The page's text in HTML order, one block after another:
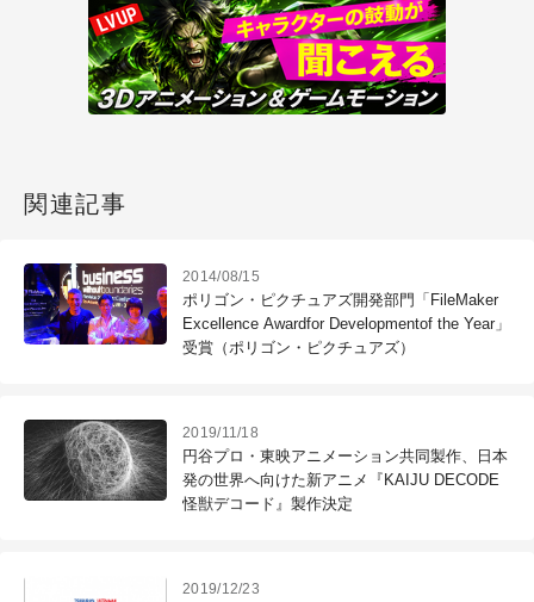
関連記事
2014/08/15
ポリゴン・ピクチュアズ開発部門「FileMaker
Excellence Awardfor Developmentof the Year」
受賞（ポリゴン・ピクチュアズ）
2019/11/18
円谷プロ・東映アニメーション共同製作、日本
発の世界へ向けた新アニメ『KAIJU DECODE
怪獣デコード』製作決定
2019/12/23